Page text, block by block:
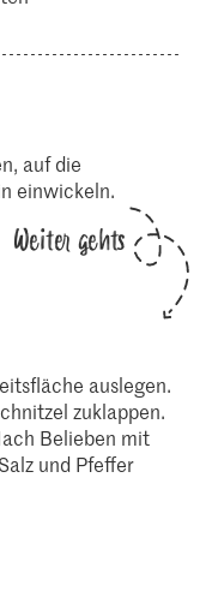
auf die
einwickeln.
Weiter gehts
auslegen.
zuklappen.
Belieben mit
und Pfeffer